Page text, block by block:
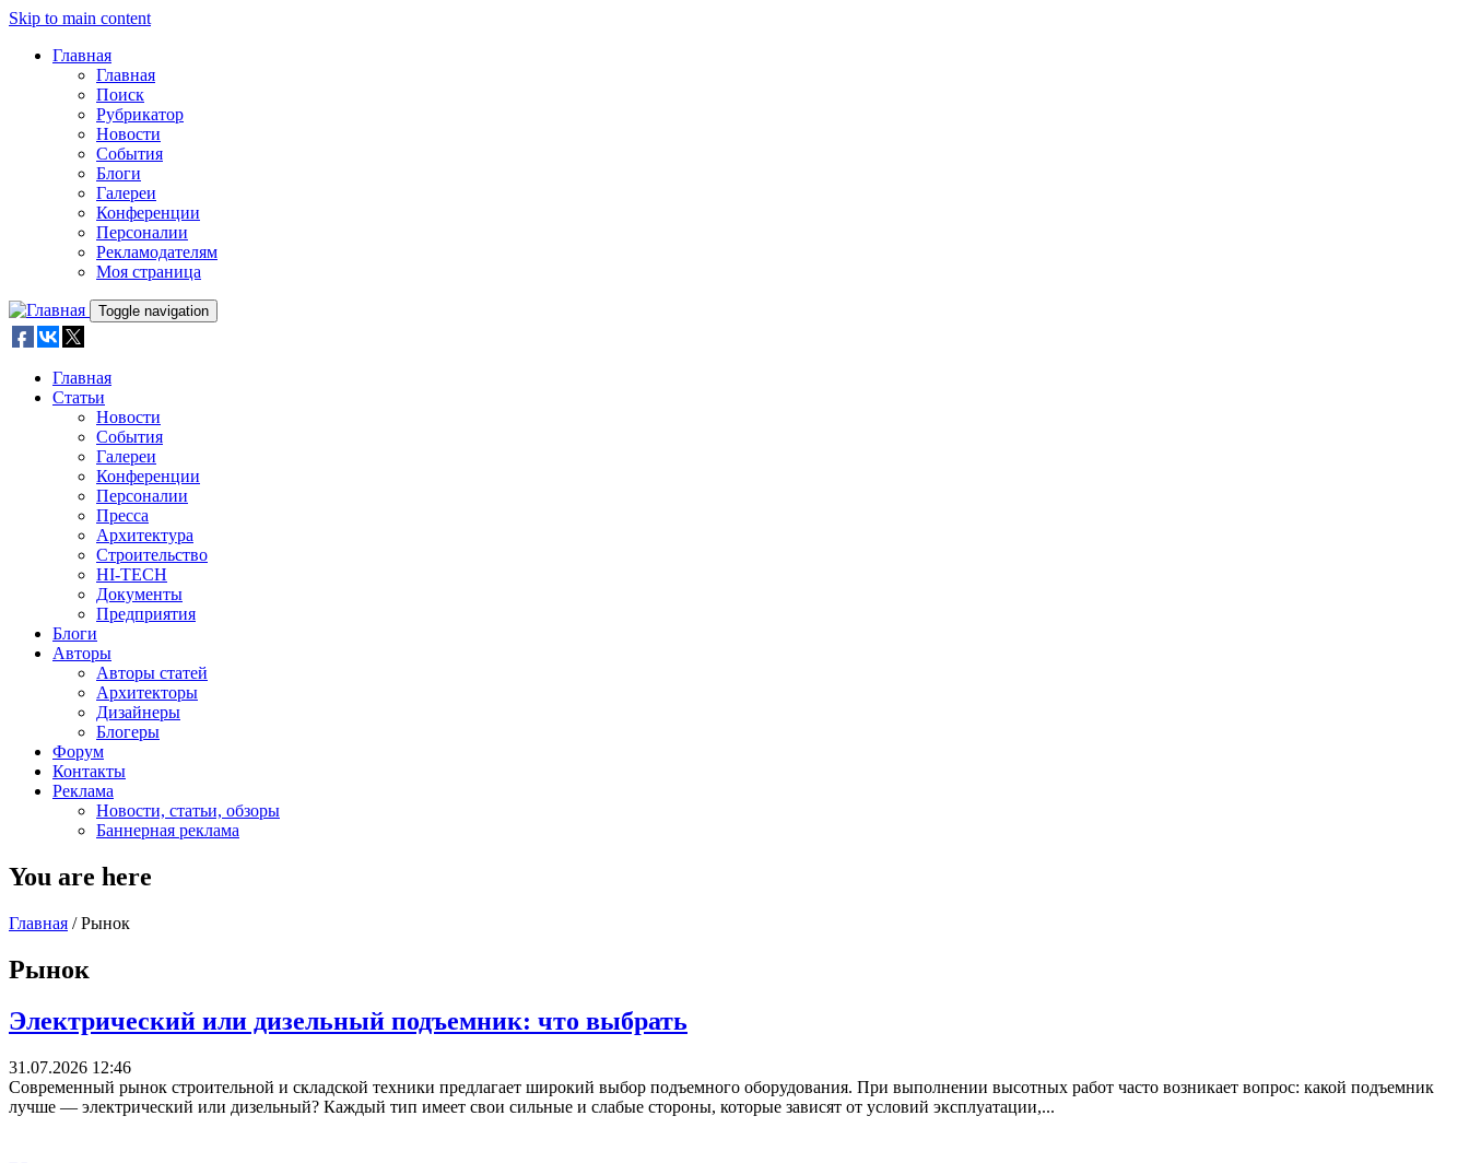
Skip to main content
Главная
Главная
Поиск
Рубрикатор
Новости
События
Блоги
Галереи
Конференции
Персоналии
Рекламодателям
Моя страница
Toggle navigation
Главная
Статьи
Новости
События
Галереи
Конференции
Персоналии
Пресса
Архитектура
Строительство
HI-TECH
Документы
Предприятия
Блоги
Авторы
Авторы статей
Архитекторы
Дизайнеры
Блогеры
Форум
Контакты
Реклама
Новости, статьи, обзоры
Баннерная реклама
You are here
Главная / Рынок
Рынок
Электрический или дизельный подъемник: что выбрать
31.07.2026 12:46
Современный рынок строительной и складской техники предлагает широкий выбор подъемного оборудования. При выполнении высотных работ часто возникает вопрос: какой подъемник
лучше — электрический или дизельный? Каждый тип имеет свои сильные и слабые стороны, которые зависят от условий эксплуатации,...